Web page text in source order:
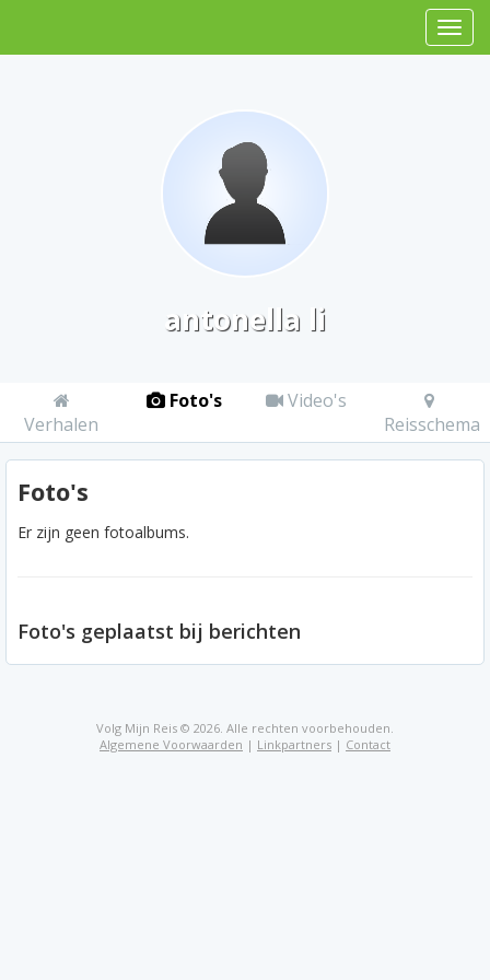
antonella li
Verhalen
Foto's
Video's
Reisschema
Foto's
Er zijn geen fotoalbums.
Foto's geplaatst bij berichten
Volg Mijn Reis © 2026. Alle rechten voorbehouden.
Algemene Voorwaarden | Linkpartners | Contact